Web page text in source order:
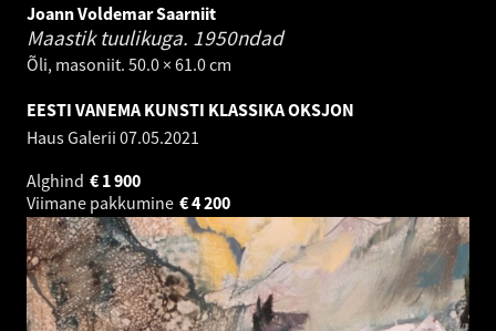
Joann Voldemar Saarniit
Maastik tuulikuga. 1950ndad
Õli, masoniit. 50.0 × 61.0 cm
EESTI VANEMA KUNSTI KLASSIKA OKSJON
Haus Galerii 07.05.2021
Alghind
1 900
€
Viimane pakkumine
4 200
€